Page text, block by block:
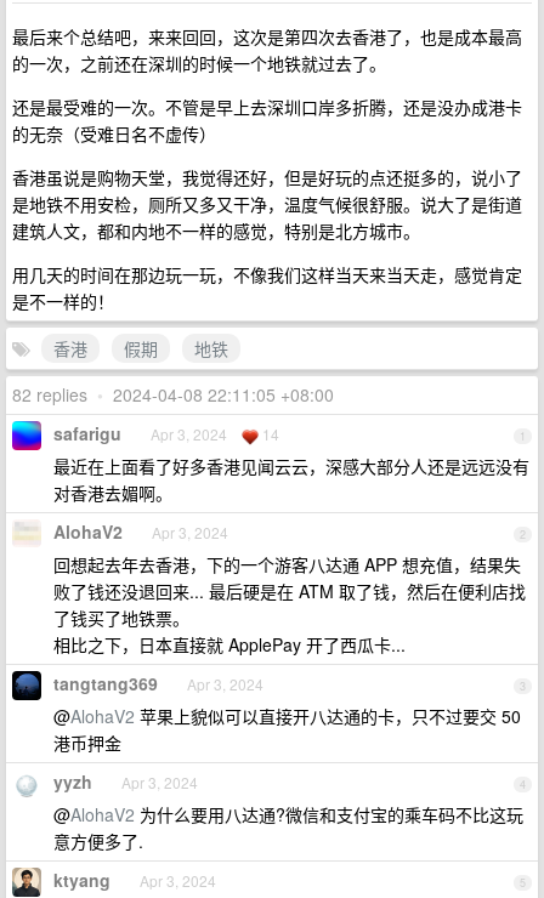
最后来个总结吧，来来回回，这次是第四次去香港了，也是成本最高
的一次，之前还在深圳的时候一个地铁就过去了。
还是最受难的一次。不管是早上去深圳口岸多折腾，还是没办成港卡
的无奈（受难日名不虚传）
香港虽说是购物天堂，我觉得还好，但是好玩的点还挺多的，说小了
是地铁不用安检，厕所又多又干净，温度气候很舒服。说大了是街道
建筑人文，都和内地不一样的感觉，特别是北方城市。
用几天的时间在那边玩一玩，不像我们这样当天来当天走，感觉肯定
是不一样的！
香港
假期
地铁
82 replies • 2024-04-08 22:11:05 +08:00
1
safarigu Apr 3, 2024 14
最近在上面看了好多香港见闻云云，深感大部分人还是远远没有
对香港去媚啊。
2
AlohaV2 Apr 3, 2024
回想起去年去香港，下的一个游客八达通 APP 想充值，结果失
败了钱还没退回来... 最后硬是在 ATM 取了钱，然后在便利店找
了钱买了地铁票。
相比之下，日本直接就 ApplePay 开了西瓜卡...
3
tangtang369 Apr 3, 2024
@AlohaV2 苹果上貌似可以直接开八达通的卡，只不过要交 50
港币押金
4
yyzh Apr 3, 2024
@AlohaV2 为什么要用八达通?微信和支付宝的乘车码不比这玩
意方便多了.
5
ktyang Apr 3, 2024